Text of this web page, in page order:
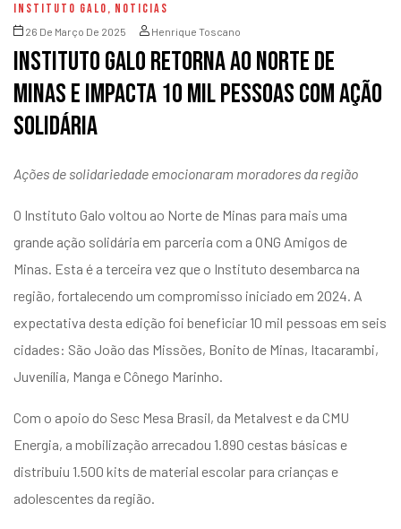
INSTITUTO GALO, NOTICIAS
26 De Março De 2025 Henrique Toscano
Instituto Galo retorna ao Norte de
Minas e impacta 10 mil pessoas com ação
solidária
Ações de solidariedade emocionaram moradores da região
O Instituto Galo voltou ao Norte de Minas para mais uma
grande ação solidária em parceria com a ONG Amigos de
Minas. Esta é a terceira vez que o Instituto desembarca na
região, fortalecendo um compromisso iniciado em 2024. A
expectativa desta edição foi beneficiar 10 mil pessoas em seis
cidades: São João das Missões, Bonito de Minas, Itacarambi,
Juvenília, Manga e Cônego Marinho.
Com o apoio do Sesc Mesa Brasil, da Metalvest e da CMU
Energia, a mobilização arrecadou 1.890 cestas básicas e
distribuiu 1.500 kits de material escolar para crianças e
adolescentes da região.